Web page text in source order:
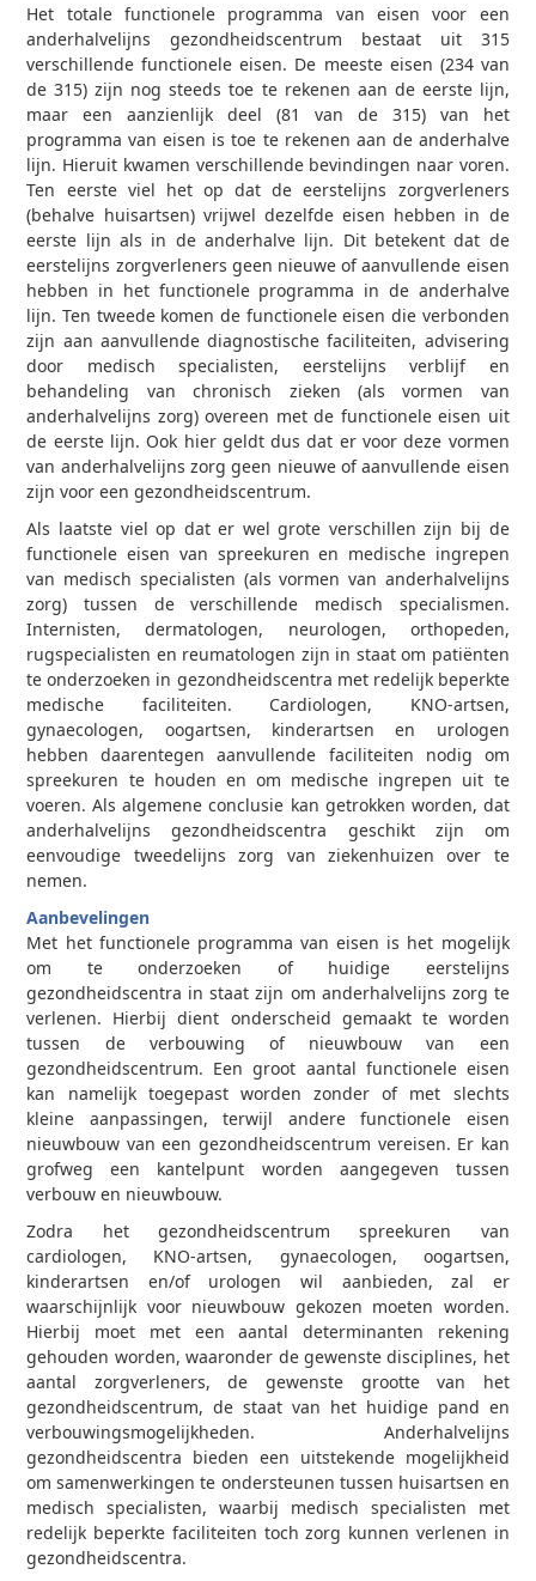
Het totale functionele programma van eisen voor een
anderhalvelijns gezondheidscentrum bestaat uit 315
verschillende functionele eisen. De meeste eisen (234 van
de 315) zijn nog steeds toe te rekenen aan de eerste lijn,
maar een aanzienlijk deel (81 van de 315) van het
programma van eisen is toe te rekenen aan de anderhalve
lijn. Hieruit kwamen verschillende bevindingen naar voren.
Ten eerste viel het op dat de eerstelijns zorgverleners
(behalve huisartsen) vrijwel dezelfde eisen hebben in de
eerste lijn als in de anderhalve lijn. Dit betekent dat de
eerstelijns zorgverleners geen nieuwe of aanvullende eisen
hebben in het functionele programma in de anderhalve
lijn. Ten tweede komen de functionele eisen die verbonden
zijn aan aanvullende diagnostische faciliteiten, advisering
door medisch specialisten, eerstelijns verblijf en
behandeling van chronisch zieken (als vormen van
anderhalvelijns zorg) overeen met de functionele eisen uit
de eerste lijn. Ook hier geldt dus dat er voor deze vormen
van anderhalvelijns zorg geen nieuwe of aanvullende eisen
zijn voor een gezondheidscentrum.
Als laatste viel op dat er wel grote verschillen zijn bij de
functionele eisen van spreekuren en medische ingrepen
van medisch specialisten (als vormen van anderhalvelijns
zorg) tussen de verschillende medisch specialismen.
Internisten, dermatologen, neurologen, orthopeden,
rugspecialisten en reumatologen zijn in staat om patiënten
te onderzoeken in gezondheidscentra met redelijk beperkte
medische faciliteiten. Cardiologen, KNO-artsen,
gynaecologen, oogartsen, kinderartsen en urologen
hebben daarentegen aanvullende faciliteiten nodig om
spreekuren te houden en om medische ingrepen uit te
voeren. Als algemene conclusie kan getrokken worden, dat
anderhalvelijns gezondheidscentra geschikt zijn om
eenvoudige tweedelijns zorg van ziekenhuizen over te
nemen.
Aanbevelingen
Met het functionele programma van eisen is het mogelijk
om te onderzoeken of huidige eerstelijns
gezondheidscentra in staat zijn om anderhalvelijns zorg te
verlenen. Hierbij dient onderscheid gemaakt te worden
tussen de verbouwing of nieuwbouw van een
gezondheidscentrum. Een groot aantal functionele eisen
kan namelijk toegepast worden zonder of met slechts
kleine aanpassingen, terwijl andere functionele eisen
nieuwbouw van een gezondheidscentrum vereisen. Er kan
grofweg een kantelpunt worden aangegeven tussen
verbouw en nieuwbouw.
Zodra het gezondheidscentrum spreekuren van
cardiologen, KNO-artsen, gynaecologen, oogartsen,
kinderartsen en/of urologen wil aanbieden, zal er
waarschijnlijk voor nieuwbouw gekozen moeten worden.
Hierbij moet met een aantal determinanten rekening
gehouden worden, waaronder de gewenste disciplines, het
aantal zorgverleners, de gewenste grootte van het
gezondheidscentrum, de staat van het huidige pand en
verbouwingsmogelijkheden. Anderhalvelijns
gezondheidscentra bieden een uitstekende mogelijkheid
om samenwerkingen te ondersteunen tussen huisartsen en
medisch specialisten, waarbij medisch specialisten met
redelijk beperkte faciliteiten toch zorg kunnen verlenen in
gezondheidscentra.